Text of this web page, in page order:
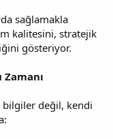
sağlamakla
kalitesini, stratejik
gösteriyor.
değil, kendi